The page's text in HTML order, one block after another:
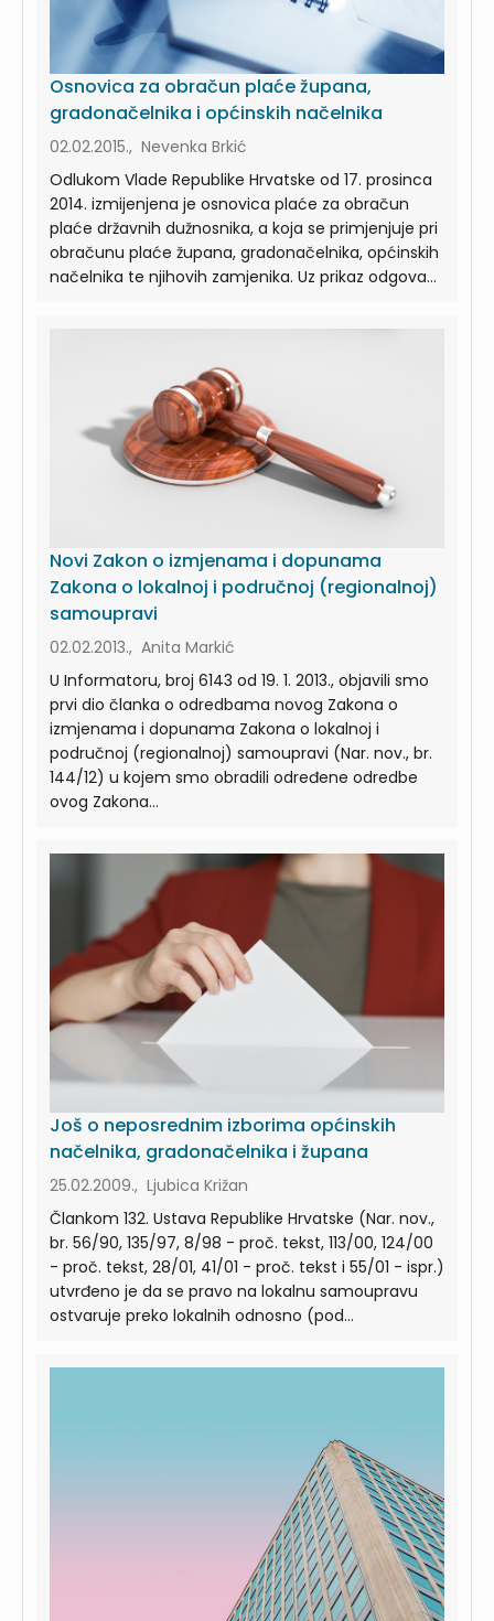
Osnovica za obračun plaće župana,
gradonačelnika i općinskih načelnika
02.02.2015., Nevenka Brkić
Odlukom Vlade Republike Hrvatske od 17. prosinca
2014. izmijenjena je osnovica plaće za obračun
plaće državnih dužnosnika, a koja se primjenjuje pri
obračunu plaće župana, gradonačelnika, općinskih
načelnika te njihovih zamjenika. Uz prikaz odgova...
Novi Zakon o izmjenama i dopunama
Zakona o lokalnoj i područnoj (regionalnoj)
samoupravi
02.02.2013., Anita Markić
U Informatoru, broj 6143 od 19. 1. 2013., objavili smo
prvi dio članka o odredbama novog Zakona o
izmjenama i dopunama Zakona o lokalnoj i
područnoj (regionalnoj) samoupravi (Nar. nov., br.
144/12) u kojem smo obradili određene odredbe
ovog Zakona...
Još o neposrednim izborima općinskih
načelnika, gradonačelnika i župana
25.02.2009., Ljubica Križan
Člankom 132. Ustava Republike Hrvatske (Nar. nov.,
br. 56/90, 135/97, 8/98 - proč. tekst, 113/00, 124/00
- proč. tekst, 28/01, 41/01 - proč. tekst i 55/01 - ispr.)
utvrđeno je da se pravo na lokalnu samoupravu
ostvaruje preko lokalnih odnosno (pod...